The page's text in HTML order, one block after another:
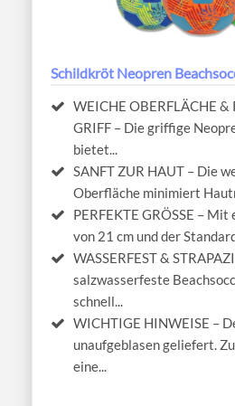
Schildkröt Neopren
WEICHE OBERFLÄCHE &
GRIFF – Die griffige
bietet...
SANFT ZUR HAUT – Die
Oberfläche minimiert
PERFEKTE GRÖSSE –
von 21 cm und der
WASSERFEST &
salzwasserfeste
schnell...
WICHTIGE HINWEISE –
unaufgeblasen geliefert.
eine...